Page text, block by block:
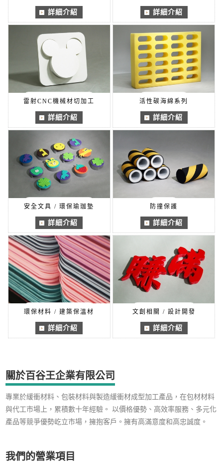
詳細介紹 詳細介紹
雷射CNC機械材切加工
詳細介紹
活性碳海綿系列
詳細介紹
安全文具 / 環保瑜珈墊
詳細介紹
防撞保護
詳細介紹
環保材料 / 建築保溫材
詳細介紹
文創相關 / 設計開發
詳細介紹
關於百谷王企業有限公司
專業於緩衝材料、包裝材料與製造緩衝材成型加工產品，在包材材料
與代工市場上，累積數十年經驗。 以價格優勢、高效率服務、多元化
產品等競爭優勢屹立市場，擁抱客戶。擁有高滿意度和高忠誠度。
我們的營業項目